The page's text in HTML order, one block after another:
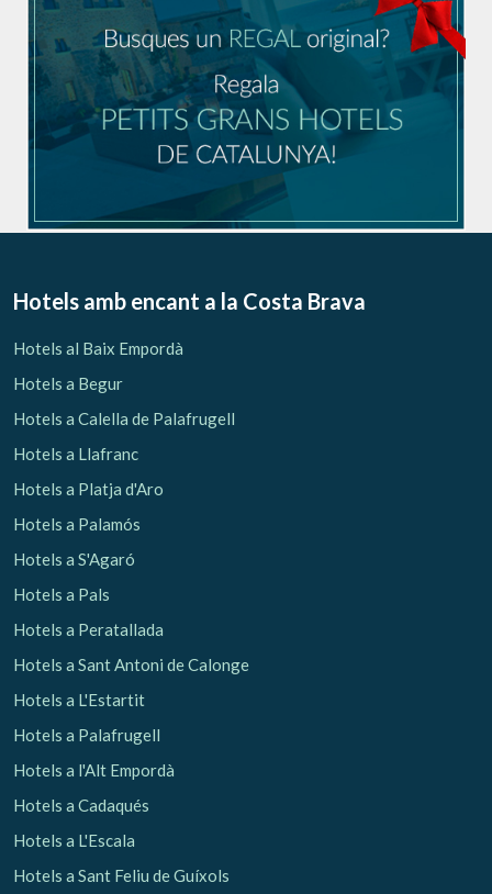
Hotels amb encant a la Costa Brava
Hotels al Baix Empordà
Hotels a Begur
Hotels a Calella de Palafrugell
Hotels a Llafranc
Hotels a Platja d'Aro
Hotels a Palamós
Hotels a S'Agaró
Hotels a Pals
Hotels a Peratallada
Hotels a Sant Antoni de Calonge
Hotels a L'Estartit
Hotels a Palafrugell
Hotels a l'Alt Empordà
Hotels a Cadaqués
Hotels a L'Escala
Hotels a Sant Feliu de Guíxols